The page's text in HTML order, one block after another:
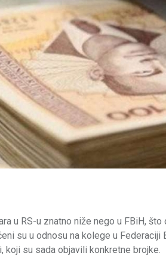
u RS-u znatno niže nego u FBiH,
su u odnosu na kolege u
koji su sada objavili konkretne brojke.